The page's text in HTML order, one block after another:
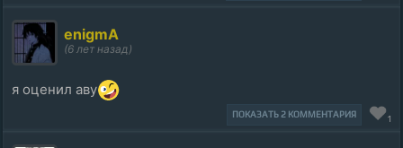
enigmA
(6 лет назад)
я оценил аву
ПОКАЗАТЬ 2 КОММЕНТАРИЯ 1